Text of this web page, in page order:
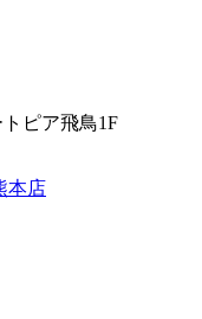
ピア飛鳥1F